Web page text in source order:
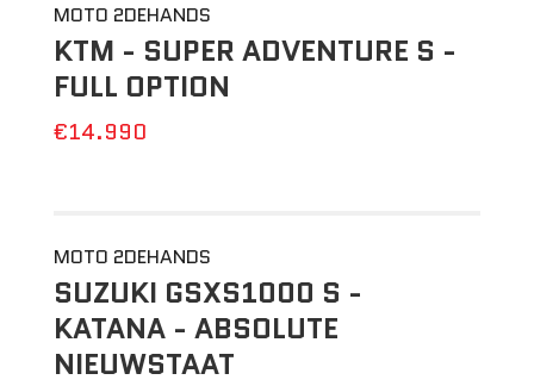
MOTO 2DEHANDS
KTM - SUPER ADVENTURE S -
FULL OPTION
€14.990
MOTO 2DEHANDS
SUZUKI GSXS1000 S -
KATANA - ABSOLUTE
NIEUWSTAAT